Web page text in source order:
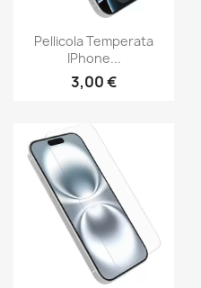
Pellicola Temperata
IPhone...
3,00 €